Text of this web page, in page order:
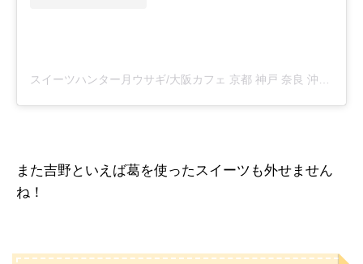
スイーツハンター月ウサギ/大阪カフェ 京都 神戸 奈良 沖縄 石垣島(@tsukiusagidayo)がシェアした投稿
また吉野といえば葛を使ったスイーツも外せません
ね！